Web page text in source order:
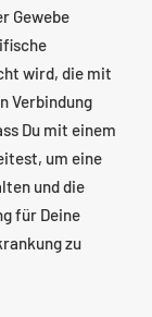
Gewebe
wird, die mit
Verbindung
Du mit einem
um eine
und die
für Deine
zu